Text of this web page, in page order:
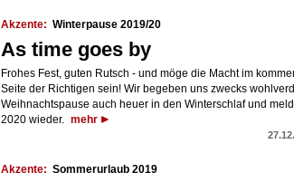
Akzente: Winterpause 2019/20
As time goes by
Frohes Fest, guten Rutsch - und möge die Macht im
Seite der Richtigen sein! Wir begeben uns zwecks
Weihnachtspause auch heuer in den Winterschlaf und
2020 wieder.
mehr
Akzente: Sommerurlaub 2019